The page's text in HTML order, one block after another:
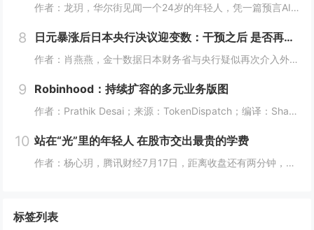
作者：龙玥，华尔街见闻一个24岁的年轻人，凭一篇预言AI改变世界的长文，在华尔街募到450亿美元，今年上半年爆赚439%。然而，在近期AI板块大跌的这一个月里，他把两年积累的神话，一口气输了个精光。7月30日，华尔街流出一条消息：一家只有8...
8 日元暴涨后日本央行决议迎变数：干预之后 是否再度加息？
作者：肖燕燕，金十数据日本财务省与央行疑似再次介入外汇市场后，周四日元出现逾两年来最大单日涨幅。日本《日经新闻》报道称，日本政府和日本央行可能采取了汇市干预措施，以遏制日元持续疲软的走势。美国财长贝森特表示，“日本可能在（美东时间）周四早些...
9 Robinhood：持续扩容的多元业务版图
作者：Prathik Desai；来源：TokenDispatch；编译：Shaw，喜来顺财经几周前，我将Robinhood称作一站式金融超市，原因是它能够在同一平台满足美国人的各类金融需求。在之前的文章中，我写道：即便Robinhood新...
10 站在“光”里的年轻人 在股市交出最贵的学费
作者：杨心玥，腾讯财经7月17日，距离收盘还有两分钟，陈娅躲进了公司的厕所。她把隔间门锁上，盯着手机里一片刺眼的绿色。她咬了咬牙，把账户里“财通四子”、通信ETF全部卖掉。当时，这些基金盘中模拟净值跌幅都接近10%。陈娅是近期重仓光模块的年...
标签列表